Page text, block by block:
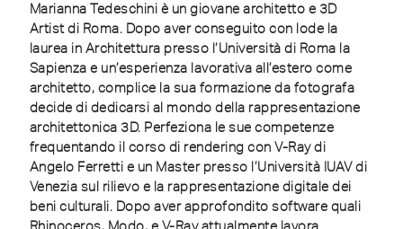
Marianna Tedeschini è un giovane architetto e 3D
Artist di Roma. Dopo aver conseguito con lode la
laurea in Architettura presso l’Università di Roma la
Sapienza e un’esperienza lavorativa all’estero come
architetto, complice la sua formazione da fotografa
decide di dedicarsi al mondo della rappresentazione
architettonica 3D. Perfeziona le sue competenze
frequentando il corso di rendering con V-Ray di
Angelo Ferretti e un Master presso l’Università IUAV di
Venezia sul rilievo e la rappresentazione digitale dei
beni culturali. Dopo aver approfondito software quali
Rhinoceros, Modo, e V-Ray attualmente lavora